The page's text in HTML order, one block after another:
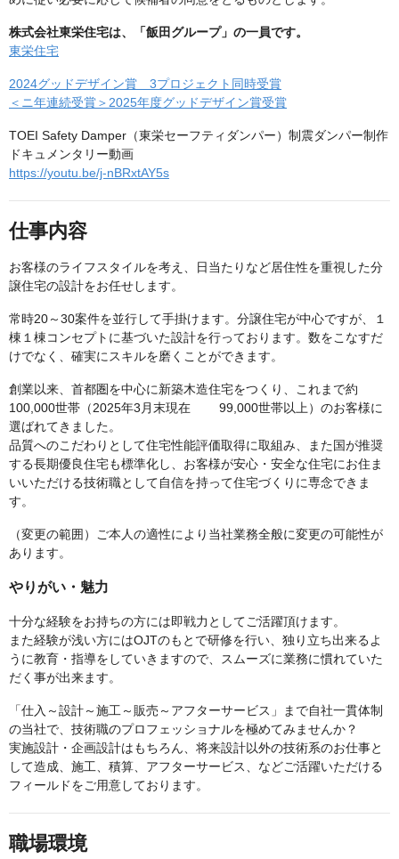
株式会社東栄住宅は、「飯田グループ」の一員です。
東栄住宅
2024グッドデザイン賞 3プロジェクト同時受賞
＜ニ年連続受賞＞2025年度グッドデザイン賞受賞
TOEI Safety Damper（東栄セーフティダンパー）制震ダンパー制作
ドキュメンタリー動画
https://youtu.be/j-nBRxtAY5s
仕事内容
お客様のライフスタイルを考え、日当たりなど居住性を重視した分
譲住宅の設計をお任せします。
常時20～30案件を並行して手掛けます。分譲住宅が中心ですが、１
棟１棟コンセプトに基づいた設計を行っております。数をこなすだ
けでなく、確実にスキルを磨くことができます。
創業以来、首都圏を中心に新築木造住宅をつくり、これまで約
100,000世帯（2025年3月末現在 99,000世帯以上）のお客様に
選ばれてきました。
品質へのこだわりとして住宅性能評価取得に取組み、また国が推奨
する長期優良住宅も標準化し、お客様が安心・安全な住宅にお住ま
いいただける技術職として自信を持って住宅づくりに専念できま
す。
（変更の範囲）ご本人の適性により当社業務全般に変更の可能性が
あります。
やりがい・魅力
十分な経験をお持ちの方には即戦力としてご活躍頂けます。
また経験が浅い方にはOJTのもとで研修を行い、独り立ち出来るよ
うに教育・指導をしていきますので、スムーズに業務に慣れていた
だく事が出来ます。
「仕入～設計～施工～販売～アフターサービス」まで自社一貫体制
の当社で、技術職のプロフェッショナルを極めてみませんか？
実施設計・企画設計はもちろん、将来設計以外の技術系のお仕事と
して造成、施工、積算、アフターサービス、などご活躍いただける
フィールドをご用意しております。
職場環境